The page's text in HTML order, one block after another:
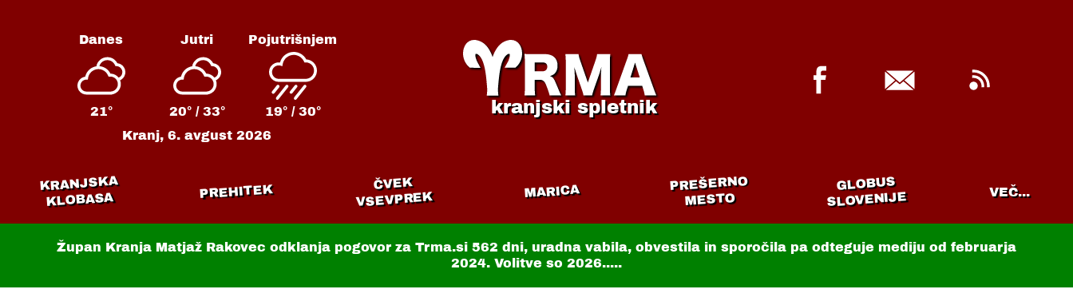
Danes
21°
Jutri
20° / 33°
Pojutrišnjem
19° / 30°
Kranj,6. avgust 2026
kranjski spletnik
KRANJSKA
KLOBASA PREHITEK ČVEK
VSEVPREK MARICA PREŠERNO
MESTO
GLOBUS
SLOVENIJE VEČ...
Župan Kranja Matjaž Rakovec odklanja pogovor za Trma.si 562 dni, uradna vabila, obvestila in sporočila pa odteguje mediju od februarja
2024. Volitve so 2026.....